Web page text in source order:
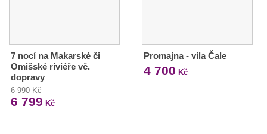
7 nocí na Makarské či
Omišské riviéře vč.
dopravy
6 990 Kč
6 799 Kč
Promajna - vila Čale
4 700 Kč